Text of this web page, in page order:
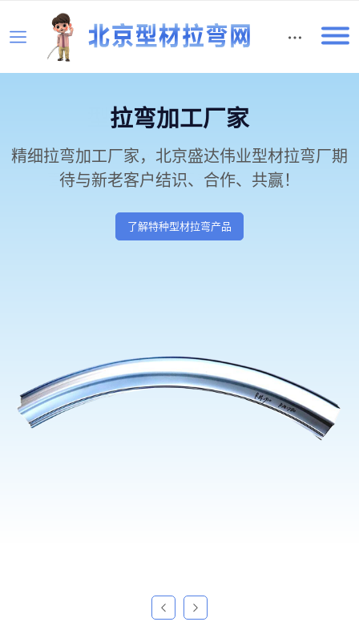
拉弯加工厂家
精细拉弯加工厂家，北京盛达伟业型材拉弯厂期
待与新老客户结识、合作、共赢！
了解特种型材拉弯产品